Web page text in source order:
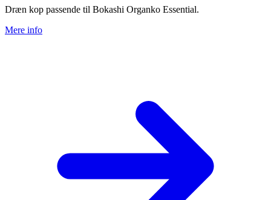
Dræn kop passende til Bokashi Organko Essential.
Mere info